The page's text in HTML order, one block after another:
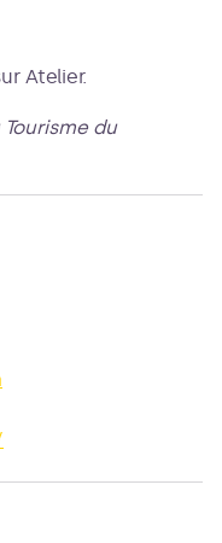
Atelier.
du